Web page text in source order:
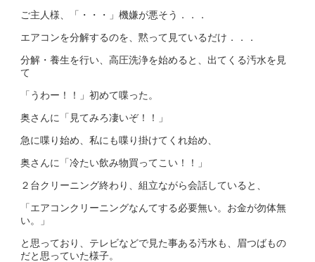
ご主人様、「・・・」機嫌が悪そう．．．
エアコンを分解するのを、黙って見ているだけ．．．
分解・養生を行い、高圧洗浄を始めると、出てくる汚水を見
て
「うわー！！」初めて喋った。
奥さんに「見てみろ凄いぞ！！」
急に喋り始め、私にも喋り掛けてくれ始め、
奥さんに「冷たい飲み物買ってこい！！」
２台クリーニング終わり、組立ながら会話していると、
「エアコンクリーニングなんてする必要無い。お金が勿体無
い。」
と思っており、テレビなどで見た事ある汚水も、眉つばもの
だと思っていた様子。